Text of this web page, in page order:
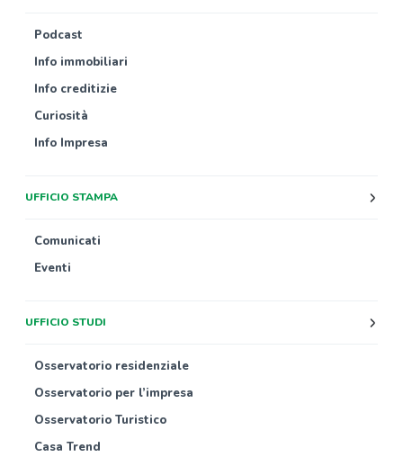
Podcast
Info immobiliari
Info creditizie
Curiosità
Info Impresa
UFFICIO STAMPA
Comunicati
Eventi
UFFICIO STUDI
Osservatorio residenziale
Osservatorio per l’impresa
Osservatorio Turistico
Casa Trend